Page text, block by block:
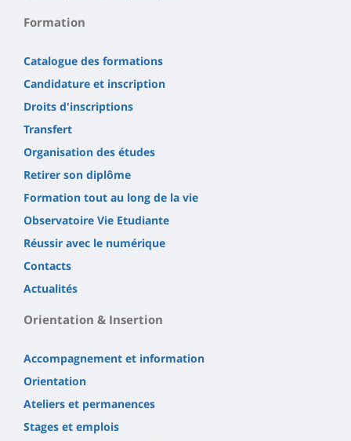
Formation
Catalogue des formations
Candidature et inscription
Droits d'inscriptions
Transfert
Organisation des études
Retirer son diplôme
Formation tout au long de la vie
Observatoire Vie Etudiante
Réussir avec le numérique
Contacts
Actualités
Orientation & Insertion
Accompagnement et information
Orientation
Ateliers et permanences
Stages et emplois